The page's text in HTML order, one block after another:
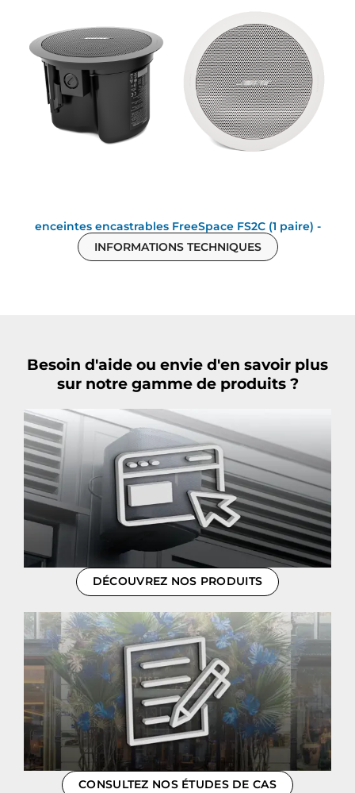
enceintes encastrables FreeSpace FS2C (1 paire) -
INFORMATIONS TECHNIQUES
Besoin d'aide ou envie d'en savoir plus
sur notre gamme de produits ?
DÉCOUVREZ NOS PRODUITS
CONSULTEZ NOS ÉTUDES DE CAS